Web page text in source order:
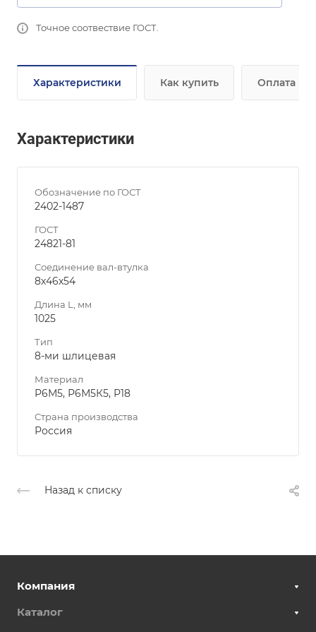
Точное соотвествие ГОСТ.
Характеристики Как купить Оплата
Характеристики
Обозначение по ГОСТ
2402-1487
ГОСТ
24821-81
Соединение вал-втулка
8х46х54
Длина L, мм
1025
Тип
8-ми шлицевая
Материал
Р6М5, Р6М5К5, Р18
Страна производства
Россия
Назад к списку
Компания
Каталог